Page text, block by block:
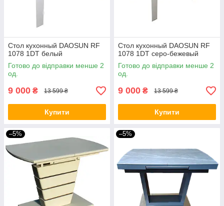
Стол кухонный DAOSUN RF
1078 1DT белый
Готово до відправки менше 2
од.
9 000 ₴ 13 599 ₴
Купити
Стол кухонный DAOSUN RF
1078 1DT серо-бежевый
Готово до відправки менше 2
од.
9 000 ₴ 13 599 ₴
Купити
–5% –5%